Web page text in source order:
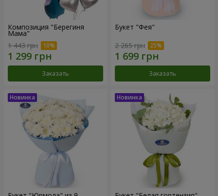
Композиция "Берегиня
Мама"
1 443 грн
Заказать
Букет "Фея"
2 265 грн
Заказать